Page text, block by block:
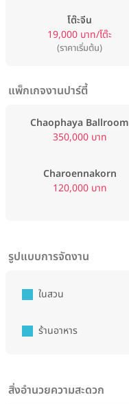
โต๊ะจีน
19,000 บาท/โต๊ะ
(ราคาเริ่มต้น)
แพ็กเกจงานปาร์ตี้
Chaophaya Ballroom
350,000 บาท
Charoennakorn
120,000 บาท
รูปแบบการจัดงาน
ในสวน
ร้านอาหาร
สิ่งอำนวยความสะดวก